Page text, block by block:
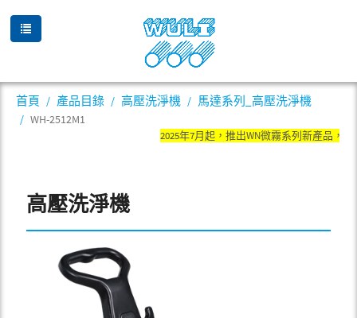
首頁 產品目錄 高壓洗淨機 馬達系列_高壓洗淨機
WH-2512M1
2025年7月起，推出WN微霧系列新產品，舊
高壓洗淨機